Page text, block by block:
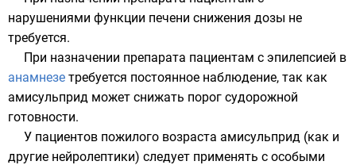
нарушениями функции печени снижения дозы не
требуется.
При назначении препарата пациентам с эпилепсией в
анамнезе требуется постоянное наблюдение, так как
амисульприд может снижать порог судорожной
готовности.
У пациентов пожилого возраста амисульприд (как и
другие нейролептики) следует применять с особыми